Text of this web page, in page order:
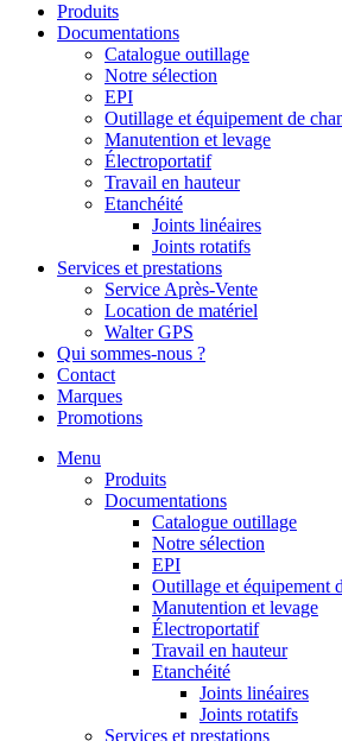
Produits
Documentations
Catalogue outillage
Notre sélection
EPI
Outillage et équipement de
Manutention et levage
Électroportatif
Travail en hauteur
Etanchéité
Joints linéaires
Joints rotatifs
Services et prestations
Service Après-Vente
Location de matériel
Walter GPS
Qui sommes-nous ?
Contact
Marques
Promotions
Menu
Produits
Documentations
Catalogue outillage
Notre sélection
EPI
Outillage et équipement
Manutention et levage
Électroportatif
Travail en hauteur
Etanchéité
Joints linéaires
Joints rotatifs
Services et prestations